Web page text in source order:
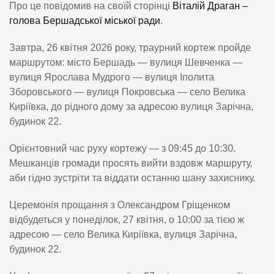
Про це повідомив на своїй сторінці Віталій Драган –
голова Бершадської міської ради.
Завтра, 26 квітня 2026 року, траурний кортеж пройде
маршрутом: місто Бершадь — вулиця Шевченка —
вулиця Ярослава Мудрого — вулиця Іполита
Зборовського — вулиця Покровська — село Велика
Киріївка, до рідного дому за адресою вулиця Зарічна,
будинок 22.
Орієнтовний час руху кортежу — з 09:45 до 10:30.
Мешканців громади просять вийти вздовж маршруту,
аби гідно зустріти та віддати останню шану захиснику.
Церемонія прощання з Олександром Гріщенком
відбудеться у понеділок, 27 квітня, о 10:00 за тією ж
адресою — село Велика Киріївка, вулиця Зарічна,
будинок 22.